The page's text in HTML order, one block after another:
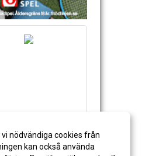
nödvändiga cookies från
kan också använda